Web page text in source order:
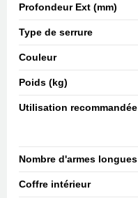
Profondeur Ext (mm)
Type de serrure
Couleur
Poids (kg)
Utilisation recommandée
Nombre d'armes longues
Coffre intérieur